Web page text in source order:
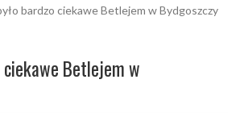
bardzo ciekawe Betlejem w Bydgoszczy
ciekawe Betlejem w